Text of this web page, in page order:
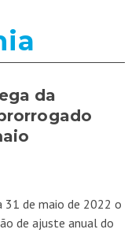
da
31 de maio de 2022 o
de ajuste anual do